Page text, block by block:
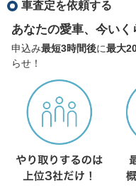
車査定を依頼する
あなたの愛車、今いく
申込み最短3時間後に最大
らせ！